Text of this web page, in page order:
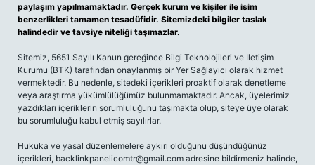
paylaşım yapılmamaktadır. Gerçek kurum ve kişiler ile isim
benzerlikleri tamamen tesadüfidir. Sitemizdeki bilgiler taslak
halindedir ve tavsiye niteliği taşımazlar.
Sitemiz, 5651 Sayılı Kanun gereğince Bilgi Teknolojileri ve İletişim
Kurumu (BTK) tarafından onaylanmış bir Yer Sağlayıcı olarak hizmet
vermektedir. Bu nedenle, sitedeki içerikleri proaktif olarak denetleme
veya araştırma yükümlülüğümüz bulunmamaktadır. Ancak, üyelerimiz
yazdıkları içeriklerin sorumluluğunu taşımakta olup, siteye üye olarak
bu sorumluluğu kabul etmiş sayılırlar.
Hukuka ve yasal düzenlemelere aykırı olduğunu düşündüğünüz
içerikleri, backlinkpanelicomtr@gmail.com adresine bildirmeniz halinde,